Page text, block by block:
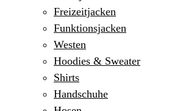
Freizeitjacken
Funktionsjacken
Westen
Hoodies & Sweater
Shirts
Handschuhe